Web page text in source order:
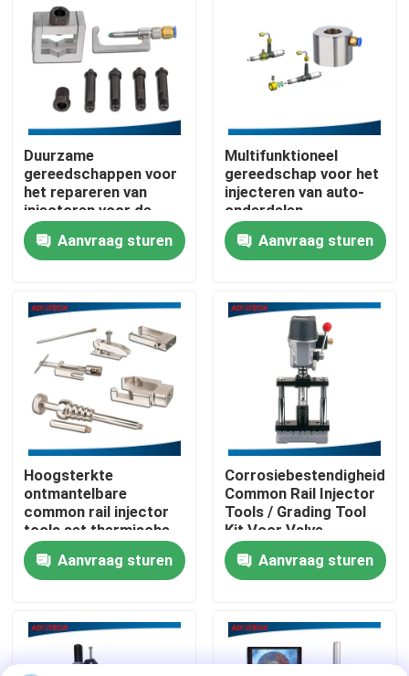
Producten
Ongeveer ons
Fabrieksreis
Kwaliteitscontrole
Contacteer ons
Nieuws
Gevallen
Het gemeenschappelijke Materiaal van de Spoortest
Duurzame
gereedschappen voor
het repareren van
injectoren voor de
gewone spoorlijn
Aluminium universele
grips
Aanvraag sturen
Multifunktioneel
gereedschap voor het
injecteren van auto-
onderdelen
Aanvraag sturen
Hoogsterkte
ontmantelbare
common rail injector
tools set thermische
behandeling
Aanvraag sturen
Corrosiebestendigheid
Common Rail Injector
Tools / Grading Tool
Kit Voor Valve
Assembly CE
Aanvraag sturen